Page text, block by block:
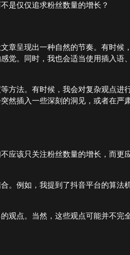
是仅仅追求粉丝数量的增长？
章呈现出一种自然的节奏。有时候
觉。同时，我也会适当使用插入语
方法。有时候，我会对复杂观点进
然插入一些深刻的洞见，或者在严
应该只关注粉丝数量的增长，而更
。例如，我提到了抖音平台的算法
观点。当然，这些观点可能并不完